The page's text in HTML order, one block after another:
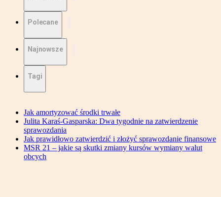
Polecane
Najnowsze
Tagi
Jak amortyzować środki trwałe
Julita Karaś-Gasparska: Dwa tygodnie na zatwierdzenie
sprawozdania
Jak prawidłowo zatwierdzić i złożyć sprawozdanie finansowe
MSR 21 – jakie są skutki zmiany kursów wymiany walut
obcych